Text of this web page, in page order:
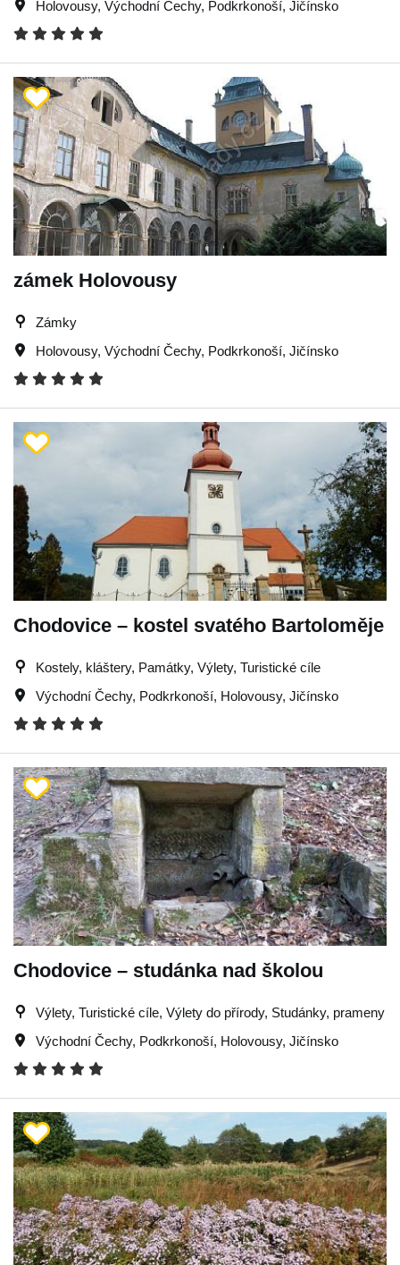
Holovousy, Východní Čechy, Podkrkonoší, Jičínsko
zámek Holovousy
Zámky
Holovousy, Východní Čechy, Podkrkonoší, Jičínsko
Chodovice – kostel svatého Bartoloměje
Kostely, kláštery, Památky, Výlety, Turistické cíle
Východní Čechy, Podkrkonoší, Holovousy, Jičínsko
Chodovice – studánka nad školou
Výlety, Turistické cíle, Výlety do přírody, Studánky, prameny
Východní Čechy, Podkrkonoší, Holovousy, Jičínsko